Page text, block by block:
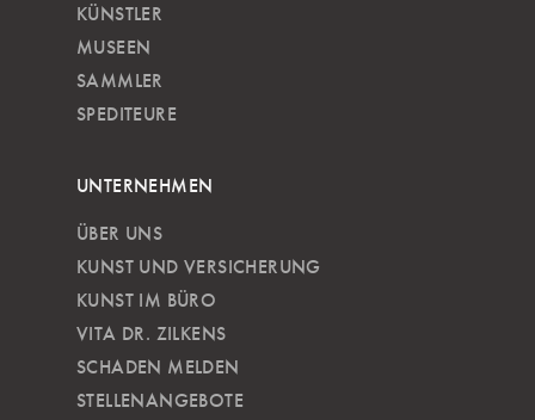
KÜNSTLER
MUSEEN
SAMMLER
SPEDITEURE
UNTERNEHMEN
ÜBER UNS
KUNST UND VERSICHERUNG
KUNST IM BÜRO
VITA DR. ZILKENS
SCHADEN MELDEN
STELLENANGEBOTE